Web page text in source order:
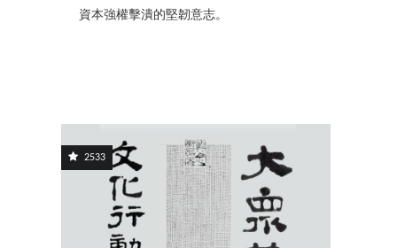
資本強權擊潰的堅韌意志。
2533